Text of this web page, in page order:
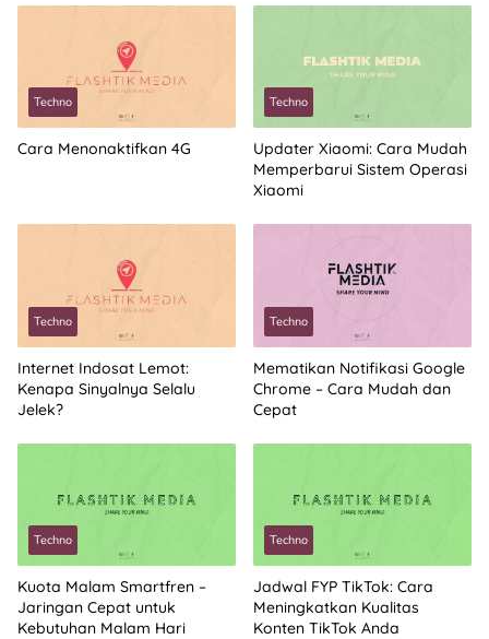
Techno
Cara Menonaktifkan 4G
Techno
Updater Xiaomi: Cara Mudah
Memperbarui Sistem Operasi
Xiaomi
Techno
Internet Indosat Lemot:
Kenapa Sinyalnya Selalu
Jelek?
Techno
Mematikan Notifikasi Google
Chrome – Cara Mudah dan
Cepat
Techno
Kuota Malam Smartfren –
Jaringan Cepat untuk
Kebutuhan Malam Hari
Techno
Jadwal FYP TikTok: Cara
Meningkatkan Kualitas
Konten TikTok Anda